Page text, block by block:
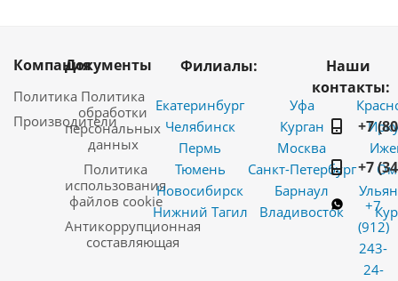
Компания
Политика
Производители
Документы
Политика
обработки
персональных
данных
Политика
использования
файлов cookie
Антикоррупционная
составляющая
Филиалы:
Екатеринбург
Челябинск
Пермь
Тюмень
Новосибирск
Нижний Тагил
Уфа
Курган
Москва
Санкт-Петербург
Барнаул
Владивосток
Наши
контакты:
+7
+7
+7
(912)
243-
24-